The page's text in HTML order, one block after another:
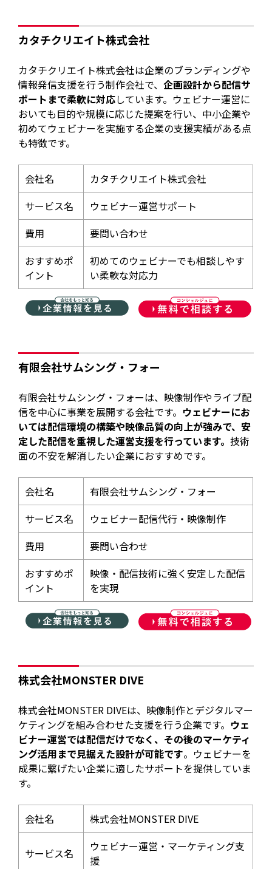
カタチクリエイト株式会社
カタチクリエイト株式会社は企業のブランディングや
情報発信支援を行う制作会社で、企画設計から配信サ
ポートまで柔軟に対応しています。ウェビナー運営に
おいても目的や規模に応じた提案を行い、中小企業や
初めてウェビナーを実施する企業の支援実績がある点
も特徴です。
会社名
カタチクリエイト株式会社
サービス名
ウェビナー運営サポート
費用
要問い合わせ
おすすめポ
イント
初めてのウェビナーでも相談しやす
い柔軟な対応力
有限会社サムシング・フォー
有限会社サムシング・フォーは、映像制作やライブ配
信を中心に事業を展開する会社です。 ウェビナーにお
いては配信環境の構築や映像品質の向上が強みで、安
定した配信を重視した運営支援を行っています。技術
面の不安を解消したい企業におすすめです。
会社名
有限会社サムシング・フォー
サービス名
ウェビナー配信代行・映像制作
費用
要問い合わせ
おすすめポ
イント
映像・配信技術に強く安定した配信
を実現
株式会社MONSTER DIVE
株式会社MONSTER DIVEは、映像制作とデジタルマー
ケティングを組み合わせた支援を行う企業です。 ウェ
ビナー運営では配信だけでなく、その後のマーケティ
ング活用まで見据えた設計が可能です。ウェビナーを
成果に繋げたい企業に適したサポートを提供していま
す。
会社名 株式会社MONSTER DIVE
サービス名
ウェビナー運営・マーケティング支
援